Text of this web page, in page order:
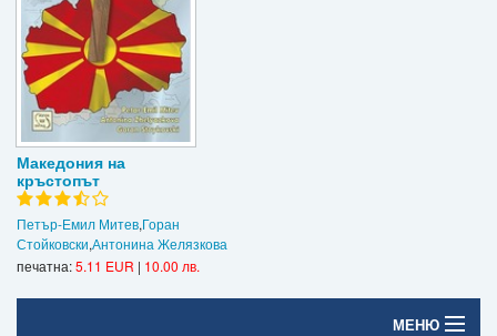
Промоции
Контакти
Вход
Регистрация
Македония на
кръстопът
Петър-Емил Митев,Горан
Стойковски,Антонина Желязкова
печатна:5.11 EUR | 10.00 лв.
МЕНЮ